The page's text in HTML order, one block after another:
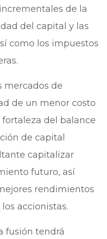
de la
del capital y las
como los impuestos
mercados de
de un menor costo
del balance
de capital
capitalizar
futuro, así
rendimientos
accionistas.
fusión tendrá